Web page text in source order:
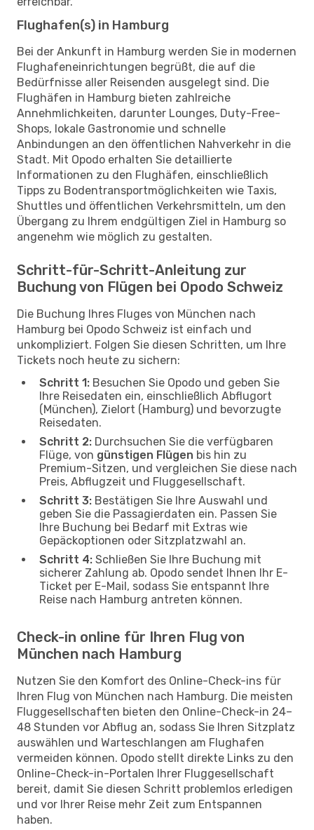
Flughafen(s) in Hamburg
Bei der Ankunft in Hamburg werden Sie in modernen
Flughafeneinrichtungen begrüßt, die auf die
Bedürfnisse aller Reisenden ausgelegt sind. Die
Flughäfen in Hamburg bieten zahlreiche
Annehmlichkeiten, darunter Lounges, Duty-Free-
Shops, lokale Gastronomie und schnelle
Anbindungen an den öffentlichen Nahverkehr in die
Stadt. Mit Opodo erhalten Sie detaillierte
Informationen zu den Flughäfen, einschließlich
Tipps zu Bodentransportmöglichkeiten wie Taxis,
Shuttles und öffentlichen Verkehrsmitteln, um den
Übergang zu Ihrem endgültigen Ziel in Hamburg so
angenehm wie möglich zu gestalten.
Schritt-für-Schritt-Anleitung zur
Buchung von Flügen bei Opodo Schweiz
Die Buchung Ihres Fluges von München nach
Hamburg bei Opodo Schweiz ist einfach und
unkompliziert. Folgen Sie diesen Schritten, um Ihre
Tickets noch heute zu sichern:
Schritt 1: Besuchen Sie Opodo und geben Sie
Ihre Reisedaten ein, einschließlich Abflugort
(München), Zielort (Hamburg) und bevorzugte
Reisedaten.
Schritt 2: Durchsuchen Sie die verfügbaren
Flüge, von günstigen Flügen bis hin zu
Premium-Sitzen, und vergleichen Sie diese nach
Preis, Abflugzeit und Fluggesellschaft.
Schritt 3: Bestätigen Sie Ihre Auswahl und
geben Sie die Passagierdaten ein. Passen Sie
Ihre Buchung bei Bedarf mit Extras wie
Gepäckoptionen oder Sitzplatzwahl an.
Schritt 4: Schließen Sie Ihre Buchung mit
sicherer Zahlung ab. Opodo sendet Ihnen Ihr E-
Ticket per E-Mail, sodass Sie entspannt Ihre
Reise nach Hamburg antreten können.
Check-in online für Ihren Flug von
München nach Hamburg
Nutzen Sie den Komfort des Online-Check-ins für
Ihren Flug von München nach Hamburg. Die meisten
Fluggesellschaften bieten den Online-Check-in 24–
48 Stunden vor Abflug an, sodass Sie Ihren Sitzplatz
auswählen und Warteschlangen am Flughafen
vermeiden können. Opodo stellt direkte Links zu den
Online-Check-in-Portalen Ihrer Fluggesellschaft
bereit, damit Sie diesen Schritt problemlos erledigen
und vor Ihrer Reise mehr Zeit zum Entspannen
haben.